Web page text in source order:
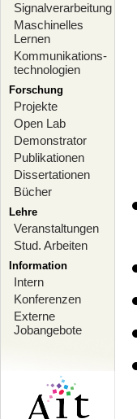
Signalverarbeitung
Maschinelles
Lernen
Kommunikations-
technologien
Forschung
Projekte
Open Lab
Demonstrator
Publikationen
Dissertationen
Bücher
Lehre
Veranstaltungen
Stud. Arbeiten
Information
Intern
Konferenzen
Externe
Jobangebote